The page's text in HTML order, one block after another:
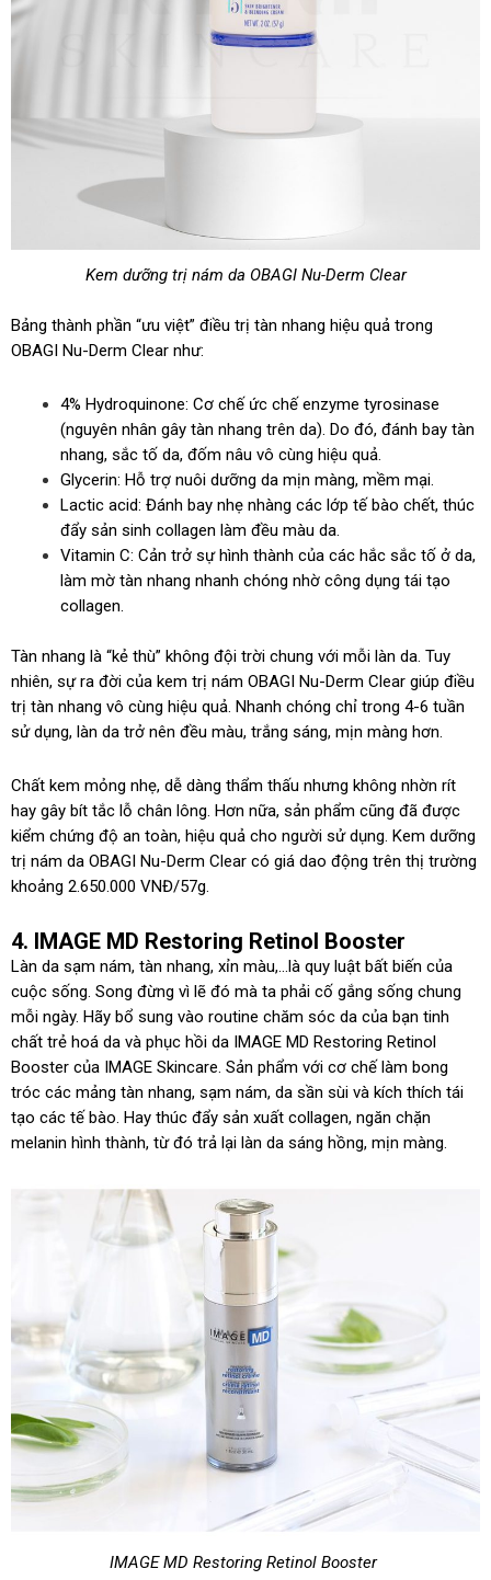
Kem dưỡng trị nám da OBAGI Nu-Derm Clear
Bảng thành phần “ưu việt” điều trị tàn nhang hiệu quả trong
OBAGI Nu-Derm Clear như:
4% Hydroquinone: Cơ chế ức chế enzyme tyrosinase
(nguyên nhân gây tàn nhang trên da). Do đó, đánh bay tàn
nhang, sắc tố da, đốm nâu vô cùng hiệu quả.
Glycerin: Hỗ trợ nuôi dưỡng da mịn màng, mềm mại.
Lactic acid: Đánh bay nhẹ nhàng các lớp tế bào chết, thúc
đẩy sản sinh collagen làm đều màu da.
Vitamin C: Cản trở sự hình thành của các hắc sắc tố ở da,
làm mờ tàn nhang nhanh chóng nhờ công dụng tái tạo
collagen.
Tàn nhang là “kẻ thù” không đội trời chung với mỗi làn da. Tuy
nhiên, sự ra đời của kem trị nám OBAGI Nu-Derm Clear giúp điều
trị tàn nhang vô cùng hiệu quả. Nhanh chóng chỉ trong 4-6 tuần
sử dụng, làn da trở nên đều màu, trắng sáng, mịn màng hơn.
Chất kem mỏng nhẹ, dễ dàng thẩm thấu nhưng không nhờn rít
hay gây bít tắc lỗ chân lông. Hơn nữa, sản phẩm cũng đã được
kiểm chứng độ an toàn, hiệu quả cho người sử dụng. Kem dưỡng
trị nám da OBAGI Nu-Derm Clear có giá dao động trên thị trường
khoảng 2.650.000 VNĐ/57g.
4. IMAGE MD Restoring Retinol Booster
Làn da sạm nám, tàn nhang, xỉn màu,…là quy luật bất biến của
cuộc sống. Song đừng vì lẽ đó mà ta phải cố gắng sống chung
mỗi ngày. Hãy bổ sung vào routine chăm sóc da của bạn tinh
chất trẻ hoá da và phục hồi da IMAGE MD Restoring Retinol
Booster của IMAGE Skincare. Sản phẩm với cơ chế làm bong
tróc các mảng tàn nhang, sạm nám, da sần sùi và kích thích tái
tạo các tế bào. Hay thúc đẩy sản xuất collagen, ngăn chặn
melanin hình thành, từ đó trả lại làn da sáng hồng, mịn màng.
IMAGE MD Restoring Retinol Booster